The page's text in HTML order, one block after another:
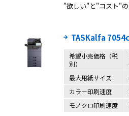
"欲しい"と"コスト"
TASKalfa
希望小売価格（税
別）
最大用紙サイズ
カラー印刷速度
モノクロ印刷速度